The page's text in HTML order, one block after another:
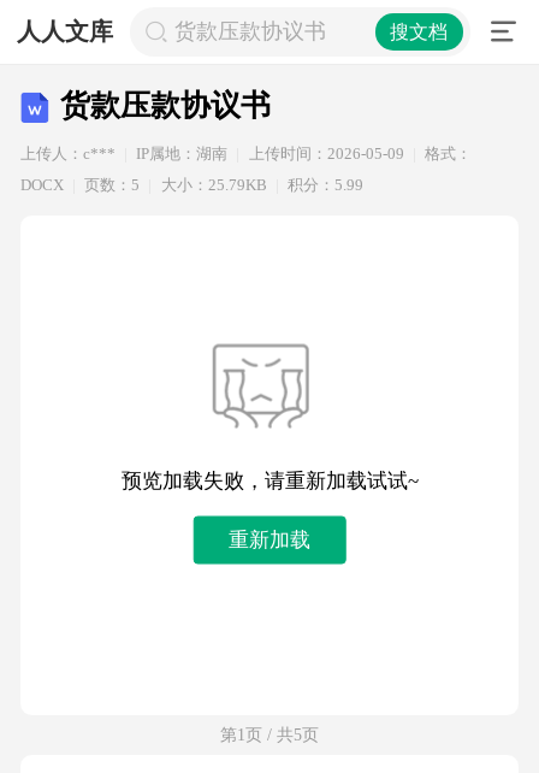
人人文库 货款压款协议书 搜文档
货款压款协议书
上传人：c*** IP属地：湖南 上传时间：2026-05-09
格式：
DOCX
页数：5 大小：25.79KB 积分：5.99
预览加载失败，请重新加载试试~
重新加载
第1页 / 共5页